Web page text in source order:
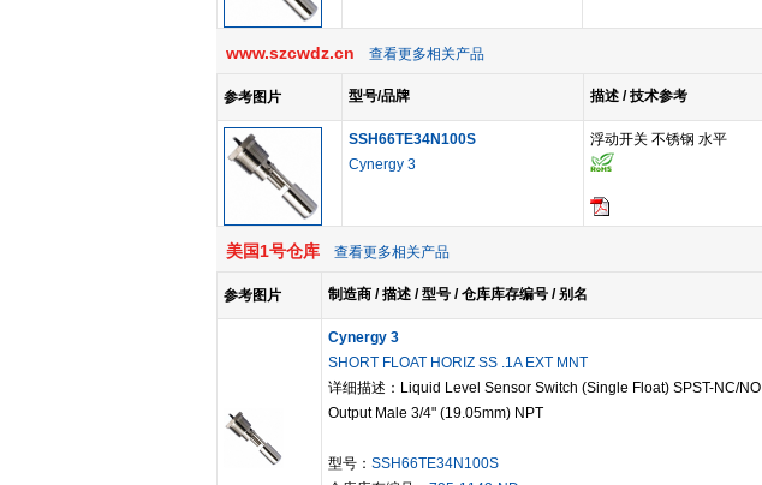
www.szcwdz.cn 查看更多相关产品
参考图片 型号/品牌 描述 / 技术参考
SSH66TE34N100S
Cynergy 3
浮动开关 不锈钢 水平
美国1号仓库 查看更多相关产品
参考图片 制造商 / 描述 / 型号 / 仓库库存编号 / 别名
Cynergy 3
SHORT FLOAT HORIZ SS .1A EXT MNT
详细描述：Liquid Level Sensor Switch (Single Float) SPST-NC/NO
Output Male 3/4" (19.05mm) NPT
型号： SSH66TE34N100S